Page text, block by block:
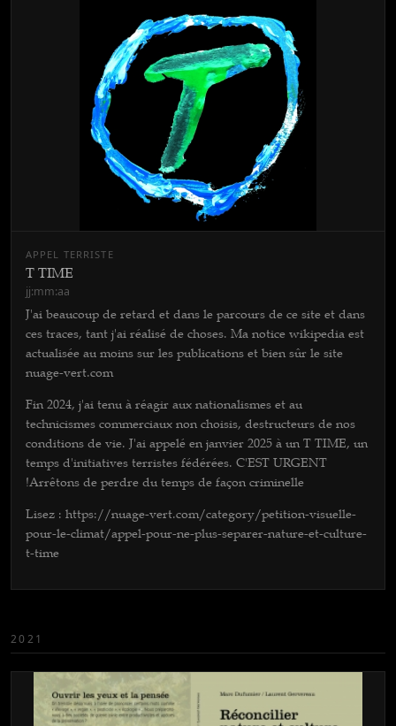
APPEL TERRISTE
T TIME
jj:mm:aa
J'ai beaucoup de retard et dans le parcours de ce site et dans
ces traces, tant j'ai réalisé de choses. Ma notice wikipedia est
actualisée au moins sur les publications et bien sûr le site
nuage-vert.com
Fin 2024, j'ai tenu à réagir aux nationalismes et au
technicismes commerciaux non choisis, destructeurs de nos
conditions de vie. J'ai appelé en janvier 2025 à un T TIME, un
temps d'initiatives terristes fédérées. C'EST URGENT
!Arrêtons de perdre du temps de façon criminelle
Lisez : https://nuage-vert.com/category/petition-visuelle-
pour-le-climat/appel-pour-ne-plus-separer-nature-et-culture-
t-time
2021